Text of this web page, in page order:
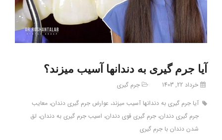
آیا جرم گیری به دندانها آسیب میزند؟
خرداد 22, 1403
جرم گیری
آیا جرم گیری به دندانها آسیب میزند، عوارض جرم گیری دندان، معایب
جرم گیری دندان، جرم گیری قوی دندان، اسیب جرم گیری به دندان، لق
شدن دندان با جرم گیری